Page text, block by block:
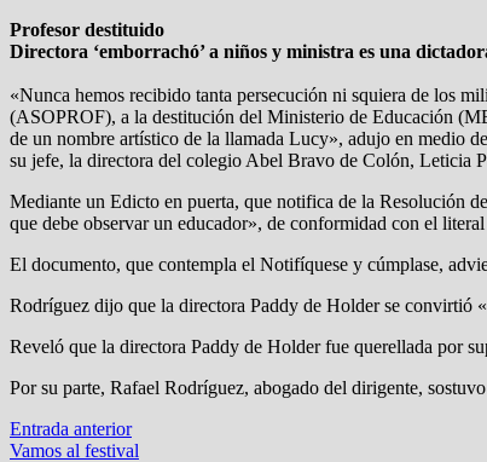
Profesor destituido
Directora ‘emborrachó’ a niños y ministra es una
«Nunca hemos recibido tanta persecución ni squiera de los
(ASOPROF), a la destitución del Ministerio de Educación
de un nombre artístico de la llamada Lucy», adujo en medio
su jefe, la directora del colegio Abel Bravo de Colón, Leticia
Mediante un Edicto en puerta, que notifica de la Resolución
que debe observar un educador», de conformidad con el
El documento, que contempla el Notifíquese y cúmplase,
Rodríguez dijo que la directora Paddy de Holder se convirtió
Reveló que la directora Paddy de Holder fue querellada por
Por su parte, Rafael Rodríguez, abogado del dirigente,
Navegación
Entrada anteriorEntrada
anterior:
Vamos al festival